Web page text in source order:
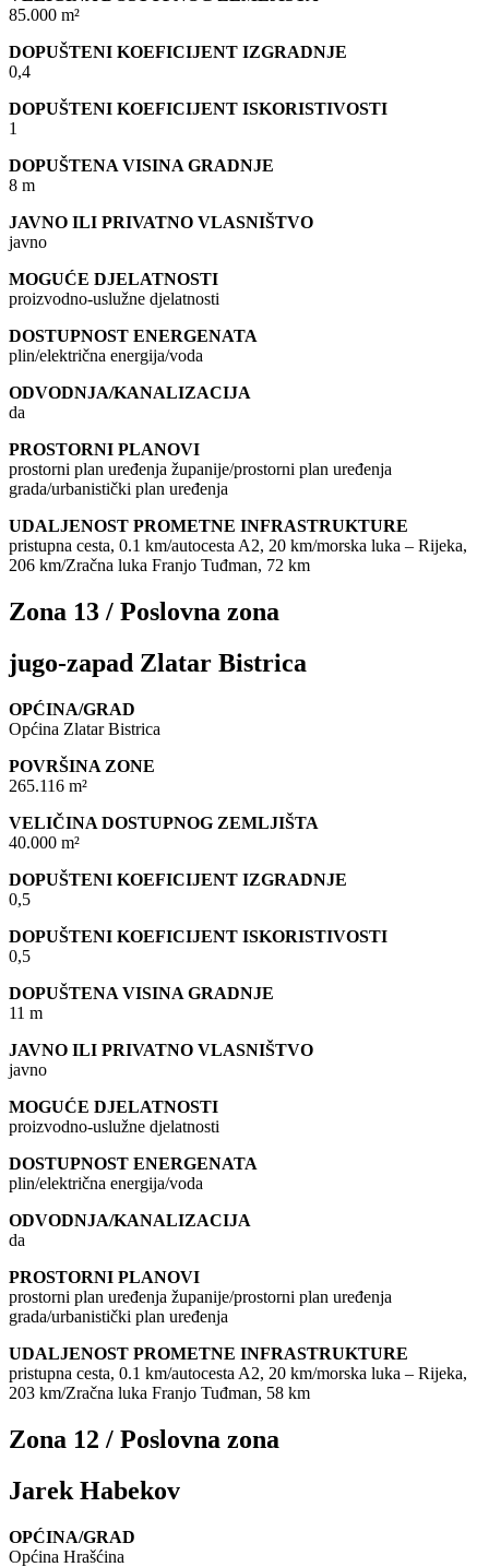
85.000 m²
DOPUŠTENI KOEFICIJENT IZGRADNJE
0,4
DOPUŠTENI KOEFICIJENT ISKORISTIVOSTI
1
DOPUŠTENA VISINA GRADNJE
8 m
JAVNO ILI PRIVATNO VLASNIŠTVO
javno
MOGUĆE DJELATNOSTI
proizvodno-uslužne djelatnosti
DOSTUPNOST ENERGENATA
plin/električna energija/voda
ODVODNJA/KANALIZACIJA
da
PROSTORNI PLANOVI
prostorni plan uređenja županije/prostorni plan uređenja
grada/urbanistički plan uređenja
UDALJENOST PROMETNE INFRASTRUKTURE
pristupna cesta, 0.1 km/autocesta A2, 20 km/morska luka – Rijeka,
206 km/Zračna luka Franjo Tuđman, 72 km
Zona 13 / Poslovna zona
jugo-zapad Zlatar Bistrica
OPĆINA/GRAD
Općina Zlatar Bistrica
POVRŠINA ZONE
265.116 m²
VELIČINA DOSTUPNOG ZEMLJIŠTA
40.000 m²
DOPUŠTENI KOEFICIJENT IZGRADNJE
0,5
DOPUŠTENI KOEFICIJENT ISKORISTIVOSTI
0,5
DOPUŠTENA VISINA GRADNJE
11 m
JAVNO ILI PRIVATNO VLASNIŠTVO
javno
MOGUĆE DJELATNOSTI
proizvodno-uslužne djelatnosti
DOSTUPNOST ENERGENATA
plin/električna energija/voda
ODVODNJA/KANALIZACIJA
da
PROSTORNI PLANOVI
prostorni plan uređenja županije/prostorni plan uređenja
grada/urbanistički plan uređenja
UDALJENOST PROMETNE INFRASTRUKTURE
pristupna cesta, 0.1 km/autocesta A2, 20 km/morska luka – Rijeka,
203 km/Zračna luka Franjo Tuđman, 58 km
Zona 12 / Poslovna zona
Jarek Habekov
OPĆINA/GRAD
Općina Hrašćina